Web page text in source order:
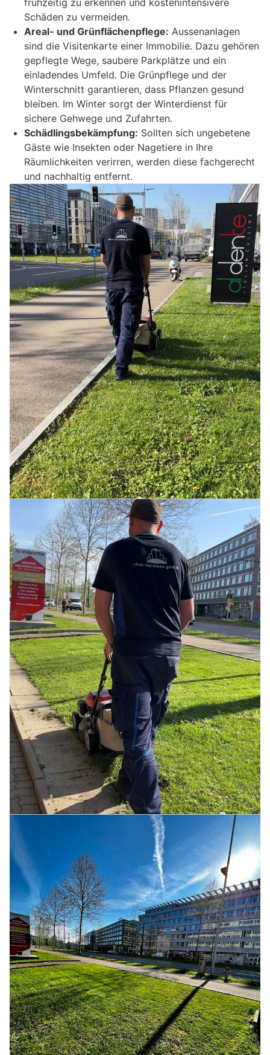
Schäden zu vermeiden.
Areal- und Grünflächenpflege: Aussenanlagen
sind die Visitenkarte einer Immobilie. Dazu gehören
gepflegte Wege, saubere Parkplätze und ein
einladendes Umfeld. Die Grünpflege und der
Winterschnitt garantieren, dass Pflanzen gesund
bleiben. Im Winter sorgt der Winterdienst für
sichere Gehwege und Zufahrten.
Schädlingsbekämpfung: Sollten sich ungebetene
Gäste wie Insekten oder Nagetiere in Ihre
Räumlichkeiten verirren, werden diese fachgerecht
und nachhaltig entfernt.